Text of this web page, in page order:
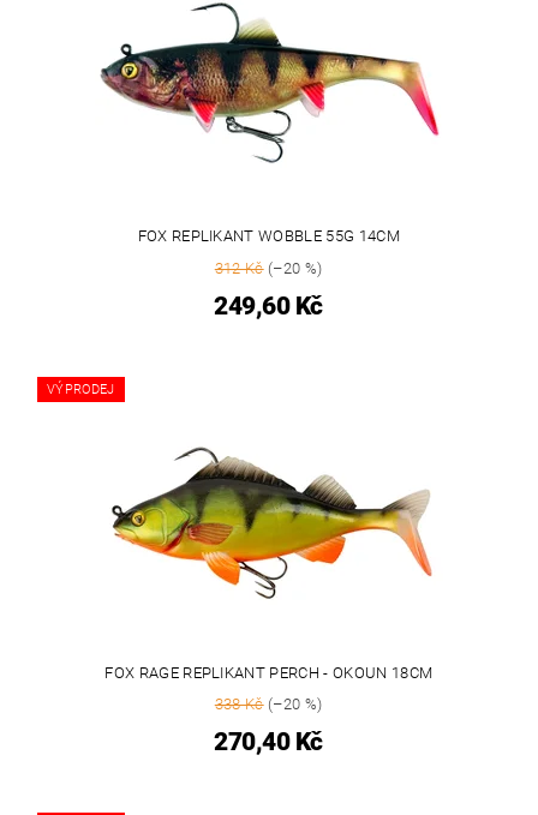
FOX REPLIKANT WOBBLE 55G 14CM
312 Kč(–20 %)
249,60 Kč
VÝPRODEJ
FOX RAGE REPLIKANT PERCH - OKOUN 18CM
338 Kč(–20 %)
270,40 Kč